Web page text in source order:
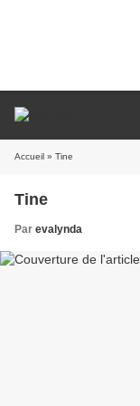
Accueil » Tine
Tine
Par evalynda